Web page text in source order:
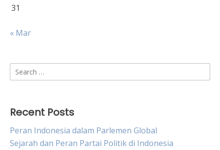
31
« Mar
Search
for:
Recent Posts
Peran Indonesia dalam Parlemen Global
Sejarah dan Peran Partai Politik di Indonesia